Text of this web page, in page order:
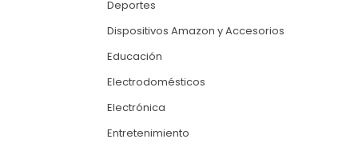
Deportes
Dispositivos Amazon y Accesorios
Educación
Electrodomésticos
Electrónica
Entretenimiento